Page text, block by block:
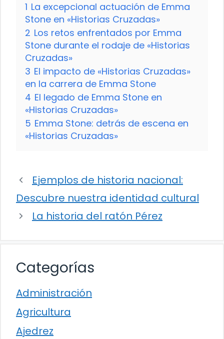
1 La excepcional actuación de Emma
Stone en «Historias Cruzadas»
2 Los retos enfrentados por Emma
Stone durante el rodaje de «Historias
Cruzadas»
3 El impacto de «Historias Cruzadas»
en la carrera de Emma Stone
4 El legado de Emma Stone en
«Historias Cruzadas»
5 Emma Stone: detrás de escena en
«Historias Cruzadas»
Ejemplos de historia nacional:
Descubre nuestra identidad cultural
La historia del ratón Pérez
Categorías
Administración
Agricultura
Ajedrez